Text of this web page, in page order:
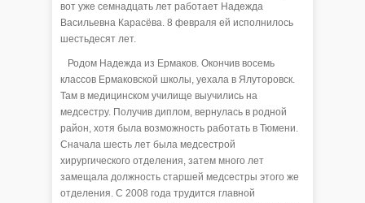
вот уже семнадцать лет работает Надежда
Васильевна Карасёва. 8 февраля ей исполнилось
шестьдесят лет.
Родом Надежда из Ермаков. Окончив восемь
классов Ермаковской школы, уехала в Ялуторовск.
Там в медицинском училище выучились на
медсестру. Получив диплом, вернулась в родной
район, хотя была возможность работать в Тюмени.
Сначала шесть лет была медсестрой
хирургического отделения, затем много лет
замещала должность старшей медсестры этого же
отделения. С 2008 года трудится главной